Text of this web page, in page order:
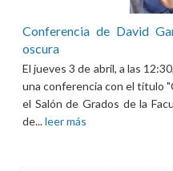
Conferencia de David
oscura
El jueves 3 de abril, a las
una conferencia con el título
el Salón de Grados de la
de...leer más